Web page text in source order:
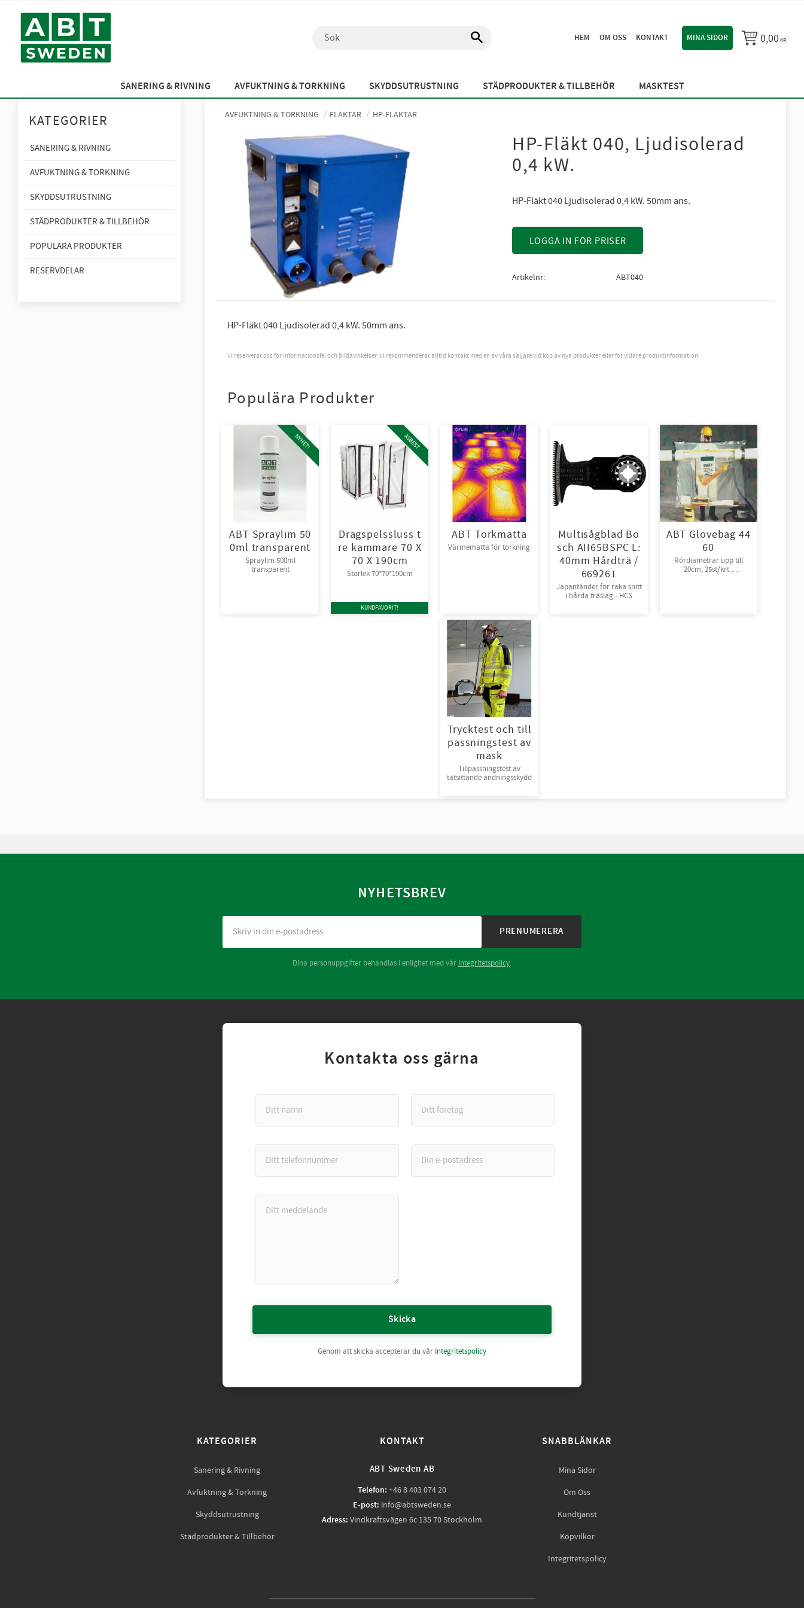
HEM OM OSS KONTAKT MINA SIDOR 0,00KR
SANERING & RIVNING AVFUKTNING & TORKNING SKYDDSUTRUSTNING STÄDPRODUKTER & TILLBEHÖR MASKTEST
AVFUKTNING & TORKNING FLÄKTAR HP-FLÄKTAR
HP-Fläkt 040, Ljudisolerad
0,4 kW.
HP-Fläkt 040 Ljudisolerad 0,4 kW. 50mm ans.
LOGGA IN FÖR PRISER
Artikelnr ABT040
HP-Fläkt 040 Ljudisolerad 0,4 kW. 50mm ans.
Vi reserverar oss för informationsfel och bildavvikelser. Vi rekommenderar alltid kontakt med en av våra säljare vid köp av nya produkter eller för vidare produktinformation.
Populära Produkter
ABT Spraylim 50
0ml transparent
Spraylim 500ml
transparent
NYHET!
Dragspelssluss t
re kammare 70 X
70 X 190cm
Storlek 70*70*190cm
ASBEST
KUNDFAVORIT!
ABT Torkmatta
Värmematta för torkning
Multisågblad Bo
sch AII65BSPC L:
40mm Hårdträ /
669261
Japantänder för raka snitt
i hårda träslag - HCS
ABT Glovebag 44
60
Rördiametrar upp till
20cm, 25st/krt ,
Trycktest och till
passningstest av
mask
Tillpassningstest av
tätsittande andningsskydd
KATEGORIER
SANERING & RIVNING
AVFUKTNING & TORKNING
SKYDDSUTRUSTNING
STÄDPRODUKTER & TILLBEHÖR
POPULÄRA PRODUKTER
RESERVDELAR
NYHETSBREV
PRENUMERERA
Dina personuppgifter behandlas i enlighet med vår integritetspolicy.
Kontakta oss gärna
Skicka
Genom att skicka accepterar du vår Integritetspolicy
KATEGORIER
Sanering & Rivning
Avfuktning & Torkning
Skyddsutrustning
Städprodukter & Tillbehör
KONTAKT
ABT Sweden AB
Telefon: +46 8 403 074 20
E-post: info@abtsweden.se
Adress: Vindkraftsvägen 6c 135 70 Stockholm
SNABBLÄNKAR
Mina Sidor
Om Oss
Kundtjänst
Köpvilkor
Integritetspolicy